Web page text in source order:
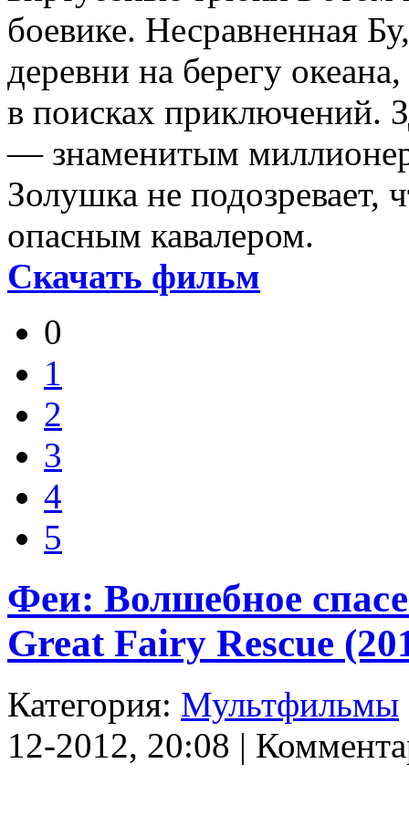
боевике. Несравненная
деревни на берегу
в поисках приключений.
— знаменитым
Золушка не подозревает,
опасным кавалером.
Скачать фильм
0
1
2
3
4
5
Феи: Волшебное
Great Fairy Rescue
Категория: Мультфильмы
12-2012, 20:08 |